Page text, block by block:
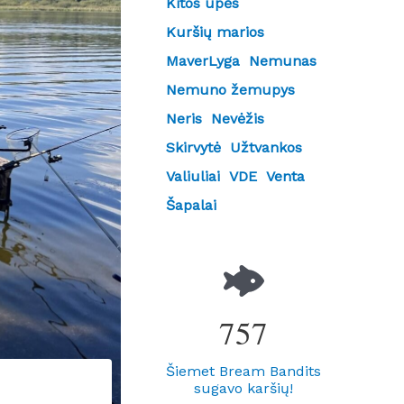
Kuršių marios
MaverLyga Nemunas
Nemuno žemupys
Neris Nevėžis
Skirvytė Užtvankos
Valiuliai VDE Venta
Šapalai
757
Šiemet Bream Bandits
sugavo karšių!